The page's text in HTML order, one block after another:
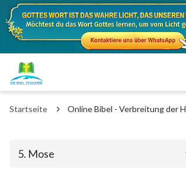
Startseite Online Bibel - Verbreitung der
5. Mose
Das alte Testament Das
1. Mose 2. Mose
5. Mose